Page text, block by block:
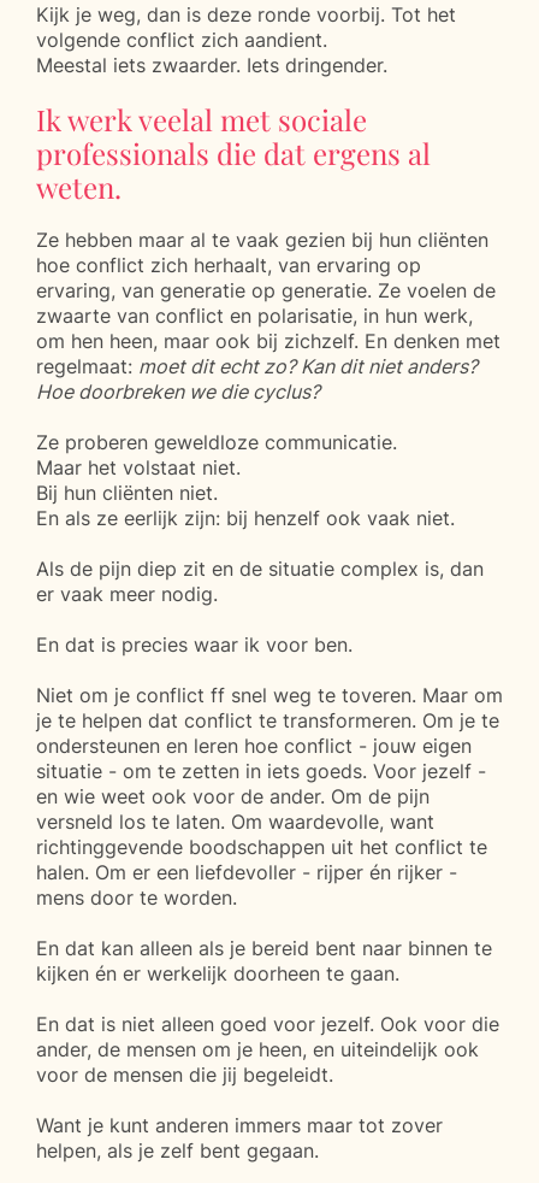
Kijk je weg, dan is deze ronde voorbij. Tot het
volgende conflict zich aandient.
Meestal iets zwaarder. Iets dringender.
Ik werk veelal met sociale
professionals die dat ergens al
weten.
Ze hebben maar al te vaak gezien bij hun cliënten
hoe conflict zich herhaalt, van ervaring op
ervaring, van generatie op generatie. Ze voelen de
zwaarte van conflict en polarisatie, in hun werk,
om hen heen, maar ook bij zichzelf. En denken met
regelmaat: moet dit echt zo? Kan dit niet anders?
Hoe doorbreken we die cyclus?
Ze proberen geweldloze communicatie.
Maar het volstaat niet.
Bij hun cliënten niet.
En als ze eerlijk zijn: bij henzelf ook vaak niet.
Als de pijn diep zit en de situatie complex is, dan
er vaak meer nodig.
En dat is precies waar ik voor ben.
Niet om je conflict ff snel weg te toveren. Maar om
je te helpen dat conflict te transformeren. Om je te
ondersteunen en leren hoe conflict - jouw eigen
situatie - om te zetten in iets goeds. Voor jezelf -
en wie weet ook voor de ander. Om de pijn
versneld los te laten. Om waardevolle, want
richtinggevende boodschappen uit het conflict te
halen. Om er een liefdevoller - rijper én rijker -
mens door te worden.
En dat kan alleen als je bereid bent naar binnen te
kijken én er werkelijk doorheen te gaan.
En dat is niet alleen goed voor jezelf. Ook voor die
ander, de mensen om je heen, en uiteindelijk ook
voor de mensen die jij begeleidt.
Want je kunt anderen immers maar tot zover
helpen, als je zelf bent gegaan.